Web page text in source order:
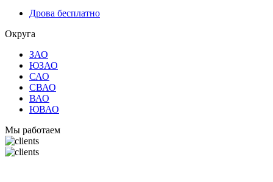
Дрова бесплатно
Округа
ЗАО
ЮЗАО
САО
СВАО
ВАО
ЮВАО
Мы работаем